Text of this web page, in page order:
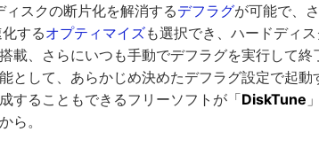
ィスクの断片化を解消するデフラグが可能で、
するオプティマイズも選択でき、ハードディ
載、さらにいつも手動でデフラグを実行して終
として、あらかじめ決めたデフラグ設定で起
することもできるフリーソフトが「DiskTune
ら。